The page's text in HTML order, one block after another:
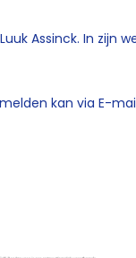
Assinck. In zijn
kan via E-